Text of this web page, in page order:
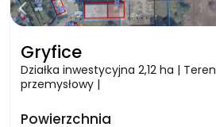
Gryfice
Działka inwestycyjna 2,12 ha | Teren
przemysłowy |
Powierzchnia